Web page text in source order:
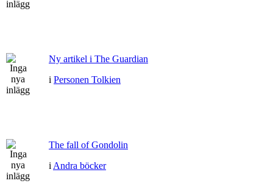
Ny artikel i The Guardian
i Personen Tolkien
The fall of Gondolin
i Andra böcker